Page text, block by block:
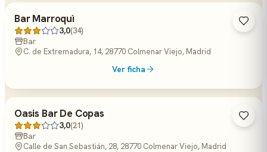
Bar Marroquì
3,0(34)
Bar
C. de Extremadura, 14, 28770 Colmenar Viejo, Madrid
Ver ficha
Oasis Bar De Copas
3,0(21)
Bar
Calle de San Sebastián, 28, 28770 Colmenar Viejo, Madrid